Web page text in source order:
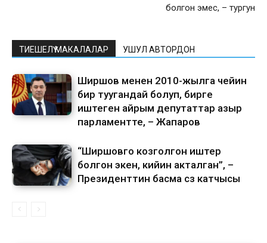
болгон эмес, – тургун
ТИЕШЕЛҮҮ МАКАЛАЛАР УШУЛ АВТОРДОН
Ширшов менен 2010-жылга чейин
бир туугандай болуп, бирге
иштеген айрым депутаттар азыр
парламентте, – Жапаров
“Ширшовго козголгон иштер
болгон экен, кийин акталган”, –
Президенттин басма сөз катчысы